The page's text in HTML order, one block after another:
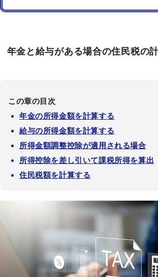
年金と給与がある場合の住民税の
この章の目次
年金の所得金額を計算する
給与の所得金額を計算する
所得金額調整控除が適用される場合
所得控除を差し引いて課税所得を算出
住民税額を計算する